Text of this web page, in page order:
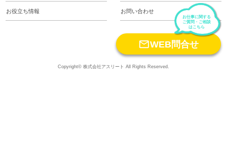
お役立ち情報 お問い合わせ
お仕事に関する
ご質問・ご相談
はこちら
WEB問合せ
Copyright© 株式会社アスリート All Rights Reserved.